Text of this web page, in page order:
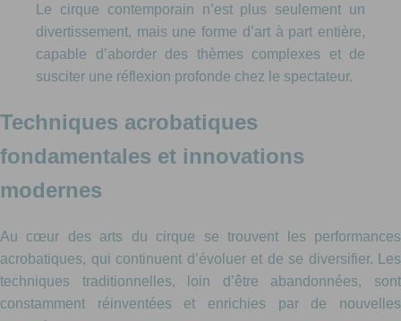
Le cirque contemporain n’est plus seulement un
divertissement, mais une forme d’art à part entière,
capable d’aborder des thèmes complexes et de
susciter une réflexion profonde chez le spectateur.
Techniques acrobatiques
fondamentales et innovations
modernes
Au cœur des arts du cirque se trouvent les performances
acrobatiques, qui continuent d’évoluer et de se diversifier. Les
techniques traditionnelles, loin d’être abandonnées, sont
constamment réinventées et enrichies par de nouvelles